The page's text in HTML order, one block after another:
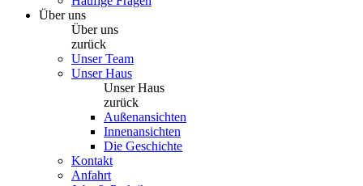
Über uns
Über uns
zurück
Unser Team
Unser Haus
Unser Haus
zurück
Außenansichten
Innenansichten
Die Geschichte
Kontakt
Anfahrt